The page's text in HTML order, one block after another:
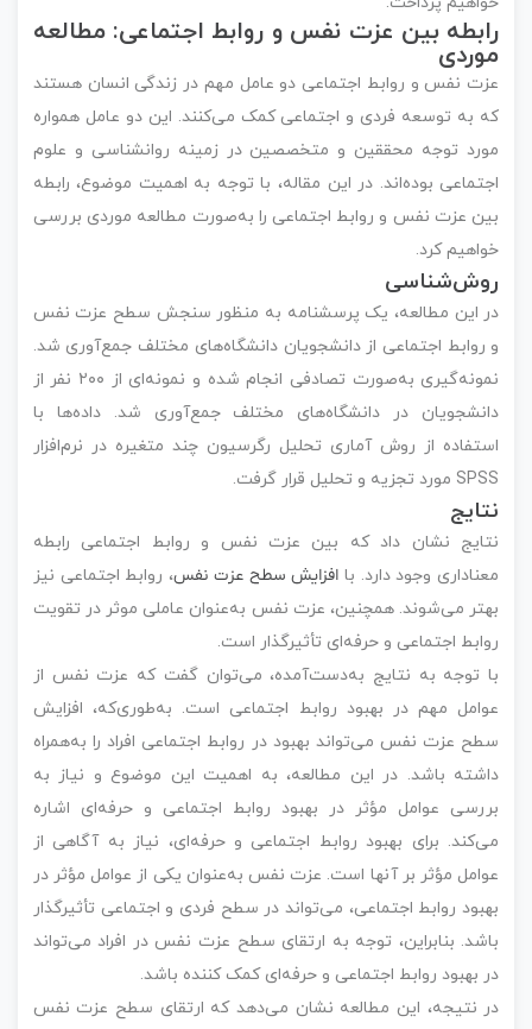
رابطه بین عزت نفس و روابط اجتماعی: مطالعه
موردی
عزت نفس و روابط اجتماعی دو عامل مهم در زندگی انسان هستند
که به توسعه فردی و اجتماعی کمک می‌کنند. این دو عامل همواره
مورد توجه محققین و متخصصین در زمینه روانشناسی و علوم
اجتماعی بوده‌اند. در این مقاله، با توجه به اهمیت موضوع، رابطه
بین عزت نفس و روابط اجتماعی را به‌صورت مطالعه موردی بررسی
خواهیم کرد.
روش‌شناسی
در این مطالعه، یک پرسشنامه به منظور سنجش سطح عزت نفس
و روابط اجتماعی از دانشجویان دانشگاه‌های مختلف جمع‌آوری شد.
نمونه‌گیری به‌صورت تصادفی انجام شده و نمونه‌ای از ۲۰۰ نفر از
دانشجویان در دانشگاه‌های مختلف جمع‌آوری شد. داده‌ها با
استفاده از روش آماری تحلیل رگرسیون چند متغیره در نرم‌افزار
SPSS مورد تجزیه و تحلیل قرار گرفت.
نتایج
نتایج نشان داد که بین عزت نفس و روابط اجتماعی رابطه
معناداری وجود دارد. با افزایش سطح عزت نفس، روابط اجتماعی نیز
بهتر می‌شوند. همچنین، عزت نفس به‌عنوان عاملی موثر در تقویت
روابط اجتماعی و حرفه‌ای تأثیرگذار است.
با توجه به نتایج به‌دست‌آمده، می‌توان گفت که عزت نفس از
عوامل مهم در بهبود روابط اجتماعی است. به‌طوری‌که، افزایش
سطح عزت نفس می‌تواند بهبود در روابط اجتماعی افراد را به‌همراه
داشته باشد. در این مطالعه، به اهمیت این موضوع و نیاز به
بررسی عوامل مؤثر در بهبود روابط اجتماعی و حرفه‌ای اشاره
می‌کند. برای بهبود روابط اجتماعی و حرفه‌ای، نیاز به آگاهی از
عوامل مؤثر بر آنها است. عزت نفس به‌عنوان یکی از عوامل مؤثر در
بهبود روابط اجتماعی، می‌تواند در سطح فردی و اجتماعی تأثیرگذار
باشد. بنابراین، توجه به ارتقای سطح عزت نفس در افراد می‌تواند
در بهبود روابط اجتماعی و حرفه‌ای کمک کننده باشد.
در نتیجه، این مطالعه نشان می‌دهد که ارتقای سطح عزت نفس